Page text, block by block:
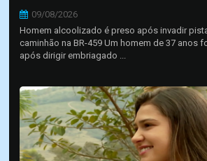
09/08/2026
Homem alcoolizado é preso após invadir
caminhão na BR-459 Um homem de 37 anos
após dirigir embriagado ...